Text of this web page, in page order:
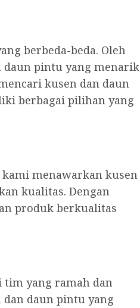
berbeda-beda. Oleh
daun pintu yang menarik
kusen dan daun
berbagai pilihan yang
menawarkan kusen
kualitas. Dengan
produk berkualitas
tim yang ramah dan
daun pintu yang